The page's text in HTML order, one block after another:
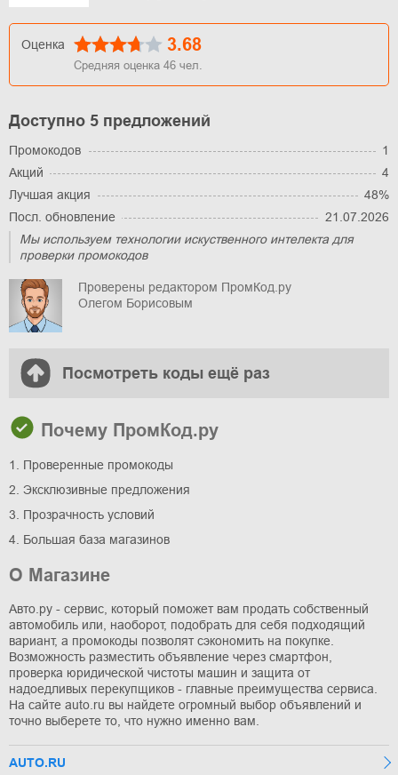
Оценка 3.68
Средняя оценка 46 чел.
Доступно 5 предложений
Промокодов
1
Акций
4
Лучшая акция
48%
Посл. обновление
21.07.2026
Мы используем технологии искуственного интелекта для
проверки промокодов
Проверены редактором ПромКод.ру
Олегом Борисовым
Посмотреть коды ещё раз
Почему ПромКод.ру
1. Проверенные промокоды
2. Эксклюзивные предложения
3. Прозрачность условий
4. Большая база магазинов
О Магазине
Авто.ру - сервис, который поможет вам продать собственный
автомобиль или, наоборот, подобрать для себя подходящий
вариант, а промокоды позволят сэкономить на покупке.
Возможность разместить объявление через смартфон,
проверка юридической чистоты машин и защита от
надоедливых перекупщиков - главные преимущества сервиса.
На сайте auto.ru вы найдете огромный выбор объявлений и
точно выберете то, что нужно именно вам.
AUTO.RU